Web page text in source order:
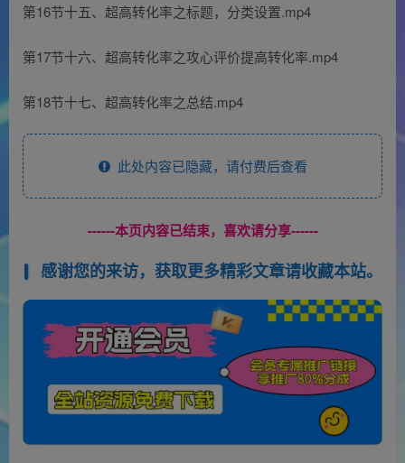
第16节十五、超高转化率之标题，分类设置.mp4
第17节十六、超高转化率之攻心评价提高转化率.mp4
第18节十七、超高转化率之总结.mp4
此处内容已隐藏，请付费后查看
------本页内容已结束，喜欢请分享------
感谢您的来访，获取更多精彩文章请收藏本站。